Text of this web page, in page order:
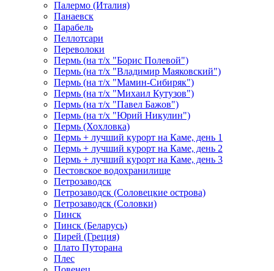
Палермо (Италия)
Панаевск
Парабель
Пеллотсари
Переволоки
Пермь (на т/х "Борис Полевой")
Пермь (на т/х "Владимир Маяковский")
Пермь (на т/х "Мамин-Сибиряк")
Пермь (на т/х "Михаил Кутузов")
Пермь (на т/х "Павел Бажов")
Пермь (на т/х "Юрий Никулин")
Пермь (Хохловка)
Пермь + лучший курорт на Каме, день 1
Пермь + лучший курорт на Каме, день 2
Пермь + лучший курорт на Каме, день 3
Пестовское водохранилище
Петрозаводск
Петрозаводск (Соловецкие острова)
Петрозаводск (Соловки)
Пинск
Пинск (Беларусь)
Пирей (Греция)
Плато Путорана
Плес